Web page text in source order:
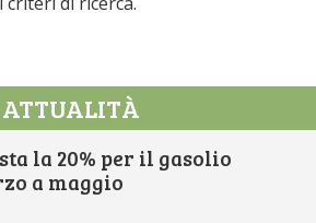
ATTUALITÀ
la 20% per il gasolio
a maggio